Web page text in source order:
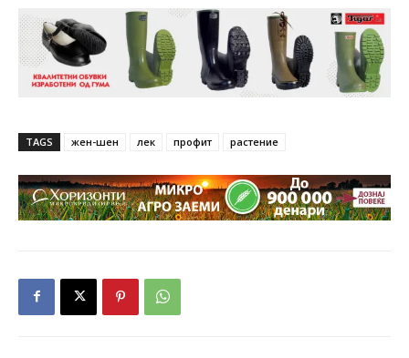
TAGS жен-шен лек профит растение